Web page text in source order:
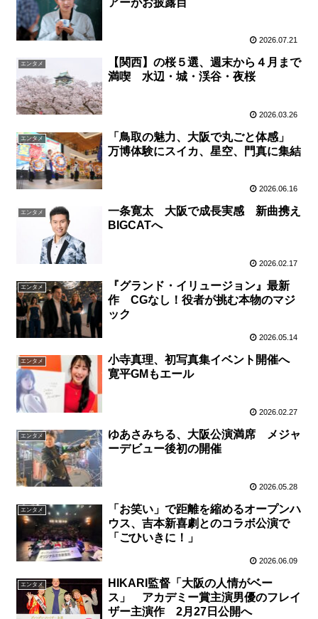
2026.07.21
エンタメ
【関西】の桜５選、週末から４月まで
満喫 水辺・城・渓谷・夜桜
2026.03.26
エンタメ
「鳥取の魅力、大阪で丸ごと体感」
万博体験にスイカ、星空、門真に集結
2026.06.16
エンタメ
一条寛太 大阪で成長実感 新曲携え
BIGCATへ
2026.02.17
エンタメ
『グランド・イリュージョン』最新
作 CGなし！役者が挑む本物のマジ
ック
2026.05.14
エンタメ
小寺真理、初写真集イベント開催へ
寛平GMもエール
2026.02.27
エンタメ
ゆあさみちる、大阪公演満席 メジャ
ーデビュー後初の開催
2026.05.28
エンタメ
「お笑い」で距離を縮めるオープンハ
ウス、吉本新喜劇とのコラボ公演で
「ごひいきに！」
2026.06.09
エンタメ
HIKARI監督「大阪の人情がベー
ス」 アカデミー賞主演男優のフレイ
ザー主演作 2月27日公開へ